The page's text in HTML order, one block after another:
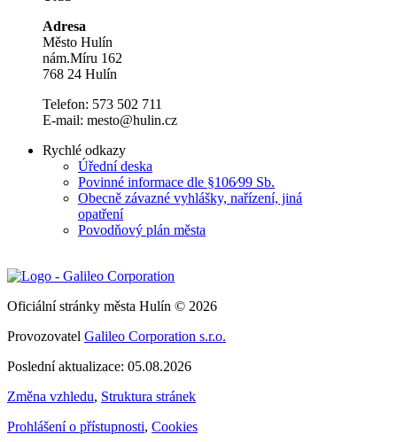
Adresa
Město Hulín
nám.Míru 162
768 24 Hulín
Telefon: 573 502 711
E-mail: mesto@hulin.cz
Rychlé odkazy
Úřední deska
Povinné informace dle §106⁄99 Sb.
Obecně závazné vyhlášky, nařízení, jiná
opatření
Povodňový plán města
Oficiální stránky města Hulín © 2026
Provozovatel Galileo Corporation s.r.o.
Poslední aktualizace: 05.08.2026
Změna vzhledu, Struktura stránek
Prohlášení o přístupnosti, Cookies